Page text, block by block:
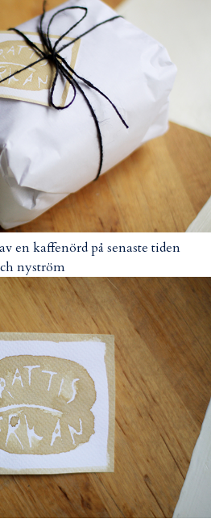
en kaffenörd på senaste tiden
nyström